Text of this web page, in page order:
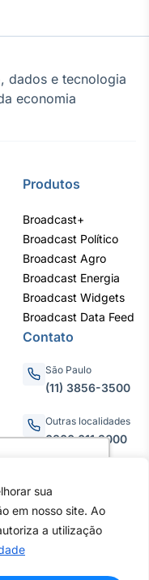
e
este site, você
Saiba mais
sua
em nosso site. Ao
a utilização
dados e tecnologia
economia
Produtos
Broadcast+
Broadcast Político
Broadcast Agro
Broadcast Energia
Broadcast Widgets
Broadcast Data Feed
Contato
São Paulo
(11) 3856-3500
Outras localidades
0800.011.3000
Álvares, 55
Bairro do
/ SP, CEP
CNPJ: